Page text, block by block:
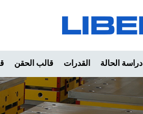
قالب الحقن القدرات دراسة الحالة